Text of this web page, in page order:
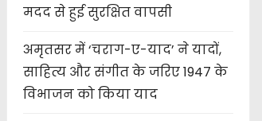
मदद से हुई सुरक्षित वापसी
अमृतसर में ‘चराग-ए-याद’ ने यादों,
साहित्य और संगीत के जरिए 1947 के
विभाजन को किया याद